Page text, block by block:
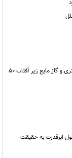
ریمـدان در آستانه بحران؛ ۳ هزار کامیون قفل، صف ۵۰ کیلومتری و گاز مایع زیر آفتاب ۵۰
ابرقدرت به حقیقت